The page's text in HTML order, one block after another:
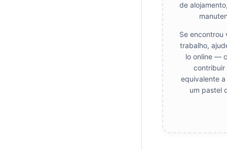
de
Se encontrou
trabalho,
lo online —
contribuir
equivalente
um pastel